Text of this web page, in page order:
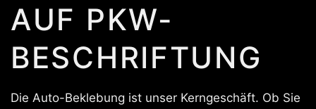
AUF PKW-
BESCHRIFTUNG
Die Auto-Beklebung ist unser Kerngeschäft. Ob Sie